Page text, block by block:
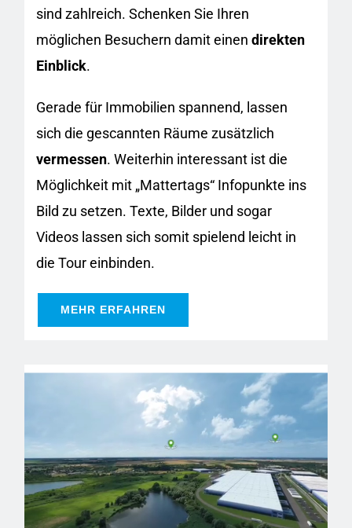
sind zahlreich. Schenken Sie Ihren
möglichen Besuchern damit einendirekten
Einblick.
Gerade für Immobilien spannend, lassen
sich die gescannten Räume zusätzlich
vermessen. Weiterhin interessant ist die
Möglichkeit mit „Mattertags“ Infopunkte ins
Bild zu setzen. Texte, Bilder und sogar
Videos lassen sich somit spielend leicht in
die Tour einbinden.
MEHR ERFAHREN